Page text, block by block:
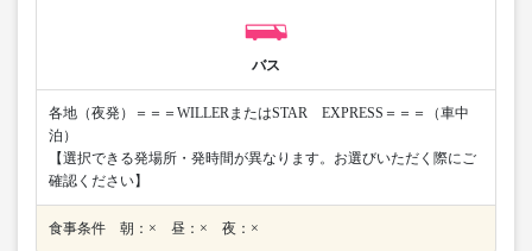
バス
各地（夜発）＝＝＝WILLERまたはSTAR EXPRESS＝＝＝（車中
泊）
【選択できる発場所・発時間が異なります。お選びいただく際にご
確認ください】
食事条件 朝：× 昼：× 夜：×